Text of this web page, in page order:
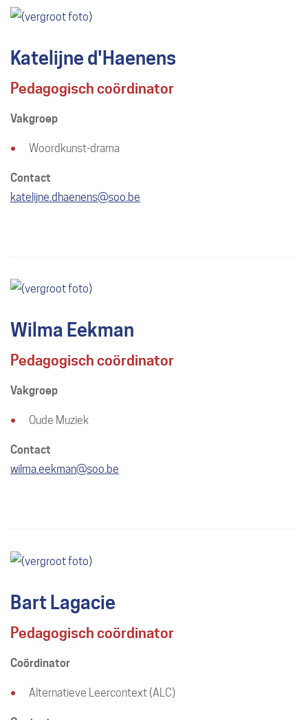
Katelijne d'Haenens
Pedagogisch coördinator
Vakgroep
Woordkunst-drama
Contact
E-
katelijne.dhaenens@soo.be
Wilma Eekman
Pedagogisch coördinator
Vakgroep
Oude Muziek
Contact
E-
wilma.eekman@soo.be
Bart Lagacie
Pedagogisch coördinator
Coördinator
Alternatieve Leercontext (ALC)